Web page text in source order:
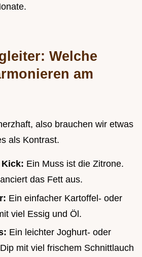
Welche
am
also brauchen wir etwas
als Kontrast.
Kick: Ein Muss ist die Zitrone.
das Fett aus.
Ein einfacher Kartoffel- oder
viel Essig und Öl.
Ein leichter Joghurt- oder
mit viel frischem Schnittlauch